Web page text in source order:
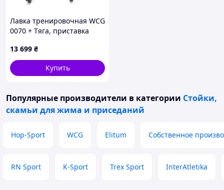
Лавка тренировочная WCG
0070 + Тяга, приставка
148 КГ
13 699 ₴
Купить
Популярные производители в категории Стойки,
скамьи для жима и приседаний
Hop-Sport WCG Elitum Собственное
RN Sport K-Sport Trex Sport InterAtletika